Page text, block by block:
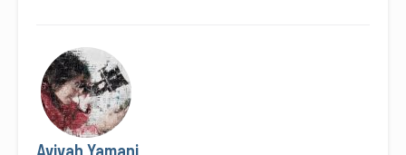
Avivah Yamani